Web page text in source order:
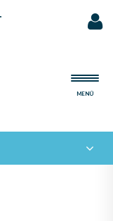
MENÚ